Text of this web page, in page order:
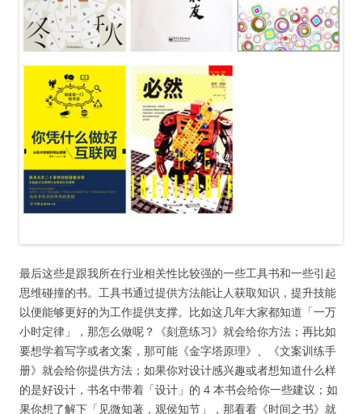
最后这些是跟我所在行业相关性比较强的一些工具书和一些引起
思维碰撞的书。工具书通过提供方法能让人获取知识，提升技能
以便能够更好的为工作提供支撑。比如这几年大家都知道「一万
小时定律」，那怎么做呢？《刻意练习》就会给你方法；再比如
要想学着写字或者文案，那可能《金字塔原理》、《文案训练手
册》就会给你提供方法；如果你对设计感兴趣或者想知道什么样
的是好设计，书名中带着「设计」的 4 本书会给你一些建议；如
果你想了解下「见微知著，观侯知节」，那看看《时间之书》就